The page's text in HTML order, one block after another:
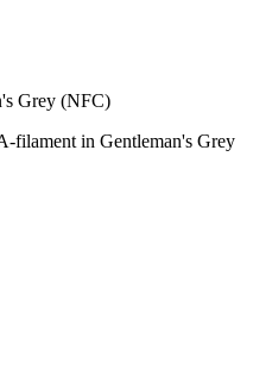
Grey (NFC)
filament in Gentleman's Grey